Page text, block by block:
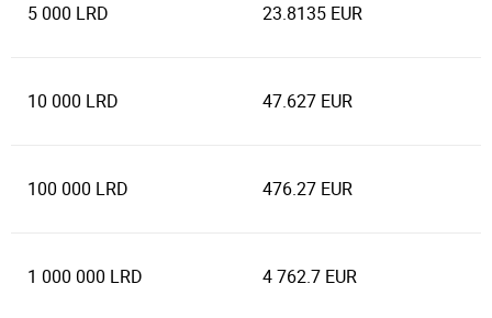
5 000 LRD 23.8135 EUR
10 000 LRD 47.627 EUR
100 000 LRD 476.27 EUR
1 000 000 LRD 4 762.7 EUR